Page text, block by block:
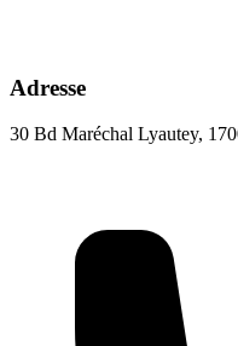
Adresse
30 Bd Maréchal Lyautey,